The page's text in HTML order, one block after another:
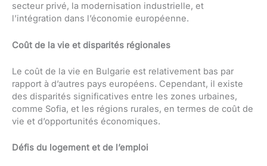
secteur privé, la modernisation industrielle, et
l’intégration dans l’économie européenne.
Coût de la vie et disparités régionales
Le coût de la vie en Bulgarie est relativement bas par
rapport à d’autres pays européens. Cependant, il existe
des disparités significatives entre les zones urbaines,
comme Sofia, et les régions rurales, en termes de coût de
vie et d’opportunités économiques.
Défis du logement et de l’emploi